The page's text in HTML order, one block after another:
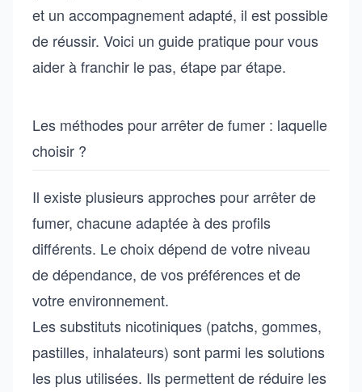
et un accompagnement adapté, il est possible
de réussir. Voici un guide pratique pour vous
aider à franchir le pas, étape par étape.
Les méthodes pour arrêter de fumer : laquelle
choisir ?
Il existe plusieurs approches pour arrêter de
fumer, chacune adaptée à des profils
différents. Le choix dépend de votre niveau
de dépendance, de vos préférences et de
votre environnement.
Les substituts nicotiniques (patchs, gommes,
pastilles, inhalateurs) sont parmi les solutions
les plus utilisées. Ils permettent de réduire les